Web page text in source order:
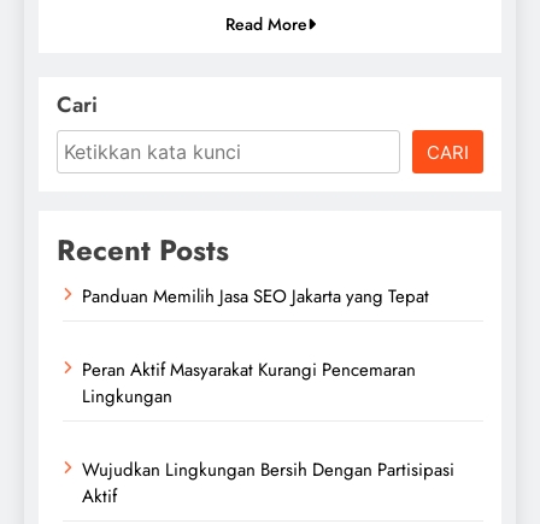
Read More
Cari
CARI
Recent Posts
Panduan Memilih Jasa SEO Jakarta yang Tepat
Peran Aktif Masyarakat Kurangi Pencemaran
Lingkungan
Wujudkan Lingkungan Bersih Dengan Partisipasi
Aktif